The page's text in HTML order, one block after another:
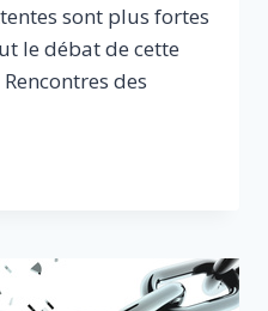
sont plus fortes
le débat de cette
des